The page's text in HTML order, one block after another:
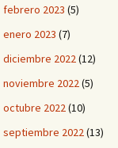
febrero 2023 (5)
enero 2023 (7)
diciembre 2022(12)
noviembre 2022(5)
octubre 2022(10)
septiembre 2022(13)